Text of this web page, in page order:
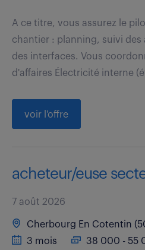
A ce titre, vous assurez le
chantier : planning, suivi des
des interfaces. Vous
d'affaires Électricité interne
voir l'offre
acheteur/euse
7 août 2026
Cherbourg En Cotentin
3 mois
38 000 - 55